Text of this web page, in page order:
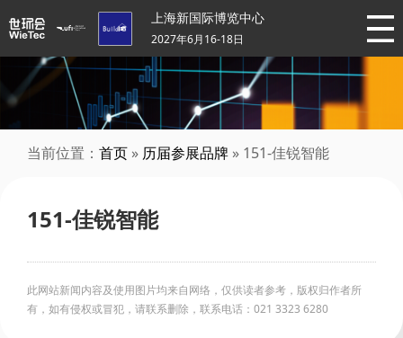
上海新国际博览中心
2027年6月16-18日
当前位置： 首页 » 历届参展品牌 » 151-佳锐智能
151-佳锐智能
此网站新闻内容及使用图片均来自网络，仅供读者参考，版权归作者所
有，如有侵权或冒犯，请联系删除，联系电话：021 3323 6280